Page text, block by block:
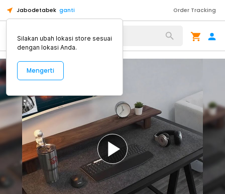
Jabodetabek ganti Order Tracking
Alat Kopi
Silakan ubah lokasi store sesuai
dengan lokasi Anda.
Mengerti